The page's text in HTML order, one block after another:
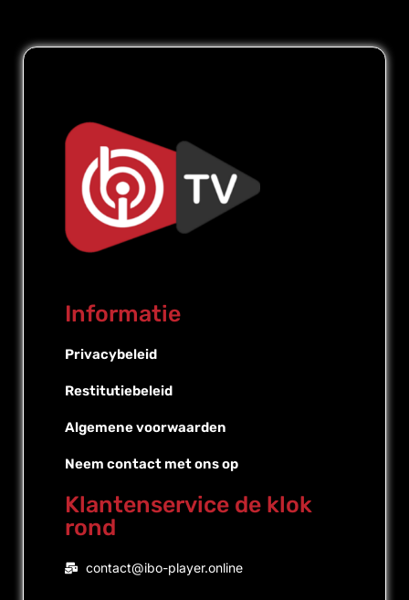
Informatie
Privacybeleid
Restitutiebeleid
Algemene voorwaarden
Neem contact met ons op
Klantenservice de klok
rond
contact@ibo-player.onlinePortuguese (Brazil)